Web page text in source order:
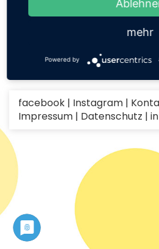
Stadionstr. 3
facebook | Instagram |
Impressum | Datenschutz |
mehr
Powered by